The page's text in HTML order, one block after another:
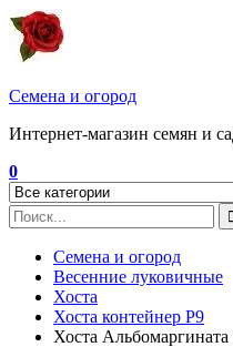
Перейти
к
содержимому
Семена и огород
Интернет-магазин семян и
0
Семена и огород
Весенние луковичные
Хоста
Хоста контейнер Р9
Хоста